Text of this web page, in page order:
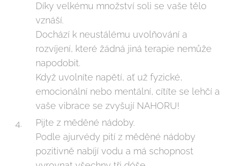
Díky velkému množství soli se vaše tělo
vznáší.
Dochází k neustálému uvolňování a
rozvíjení, které žádná jiná terapie nemůže
napodobit.
Když uvolníte napětí, ať už fyzické,
emocionální nebo mentální, cítíte se lehčí a
vaše vibrace se zvyšují NAHORU!
Pijte z měděné nádoby.
Podle ajurvédy pití z měděné nádoby
pozitivně nabíjí vodu a má schopnost